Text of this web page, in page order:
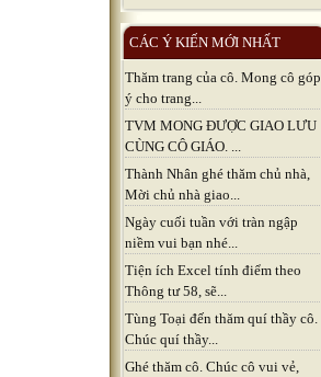
CÁC Ý KIẾN MỚI NHẤT
Thăm trang của cô. Mong cô góp
ý cho trang...
TVM MONG ĐƯỢC GIAO LƯU
CÙNG CÔ GIÁO. ...
Thành Nhân ghé thăm chủ nhà,
Mời chủ nhà giao...
Ngày cuối tuần với tràn ngập
niềm vui bạn nhé...
Tiện ích Excel tính điểm theo
Thông tư 58, sẽ...
Tùng Toại đến thăm quí thầy cô.
Chúc quí thầy...
Ghé thăm cô. Chúc cô vui vẻ,